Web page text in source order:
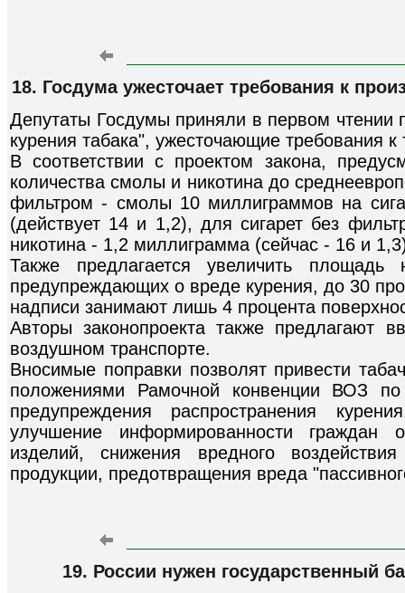
18. Госдума ужесточает требования к
Депутаты Госдумы приняли в первом чтении
курения табака", ужесточающие требования
В соответствии с проектом закона,
количества смолы и никотина до
фильтром - смолы 10 миллиграммов на
(действует 14 и 1,2), для сигарет без
никотина - 1,2 миллиграмма (сейчас - 16 и
Также предлагается увеличить площадь
предупреждающих о вреде курения, до 30
надписи занимают лишь 4 процента
Авторы законопроекта также предлагают
воздушном транспорте.
Вносимые поправки позволят привести
положениями Рамочной конвенции ВОЗ
предупреждения распространения
улучшение информированности граждан
изделий, снижения вредного
продукции, предотвращения вреда
19. России нужен государственный